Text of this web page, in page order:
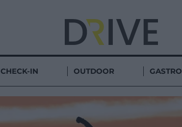
CHECK-IN OUTDOOR GASTRO